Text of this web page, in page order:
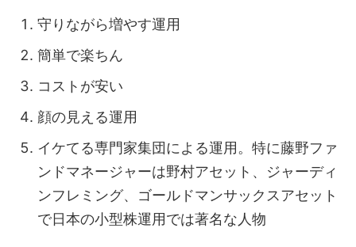
守りながら増やす運用
簡単で楽ちん
コストが安い
顔の見える運用
イケてる専門家集団による運用。特に藤野ファ
ンドマネージャーは野村アセット、ジャーディ
ンフレミング、ゴールドマンサックスアセット
で日本の小型株運用では著名な人物